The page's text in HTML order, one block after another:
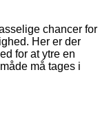
chancer for
Her er der
for at ytre en
må tages i